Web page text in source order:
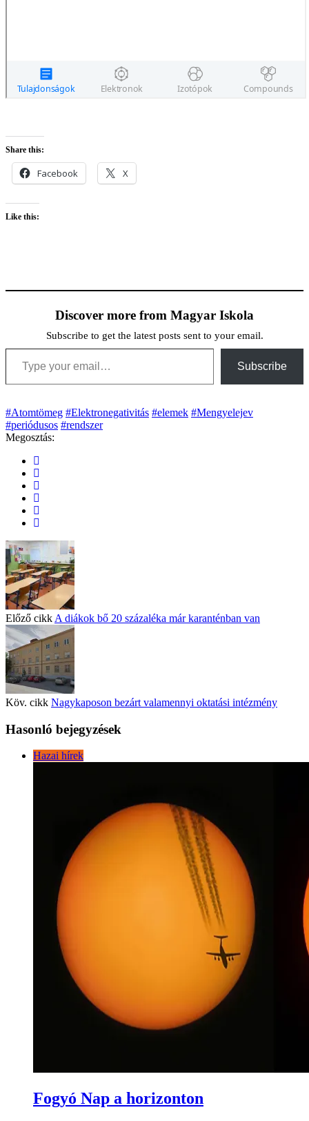
Share this:
Facebook X
Like this:
Discover more from Magyar Iskola
Subscribe to get the latest posts sent to your email.
Type your email…
Subscribe
#Atomtömeg #Elektronegativitás #elemek #Mengyelejev
#periódusos #rendszer
Megosztás:
Előző cikk A diákok bő 20 százaléka már karanténban van
Köv. cikk Nagykaposon bezárt valamennyi oktatási intézmény
Hasonló bejegyzések
Hazai hírek
Fogyó Nap a horizonton